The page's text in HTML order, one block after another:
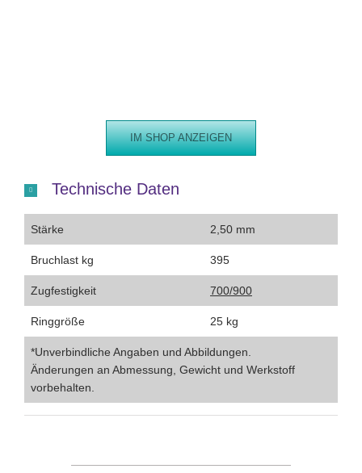
IM SHOP ANZEIGEN
Technische Daten
Stärke 2,50 mm
Bruchlast kg 395
Zugfestigkeit 700/900
Ringgröße 25 kg
*Unverbindliche Angaben und Abbildungen.
Änderungen an Abmessung, Gewicht und Werkstoff
vorbehalten.